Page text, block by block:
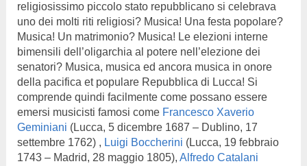
religiosissimo piccolo stato repubblicano si celebrava
uno dei molti riti religiosi? Musica! Una festa popolare?
Musica! Un matrimonio? Musica! Le elezioni interne
bimensili dell’oligarchia al potere nell’elezione dei
senatori? Musica, musica ed ancora musica in onore
della pacifica et populare Repubblica di Lucca! Si
comprende quindi facilmente come possano essere
emersi musicisti famosi come Francesco Xaverio
Geminiani (Lucca, 5 dicembre 1687 – Dublino, 17
settembre 1762) , Luigi Boccherini (Lucca, 19 febbraio
1743 – Madrid, 28 maggio 1805), Alfredo Catalani